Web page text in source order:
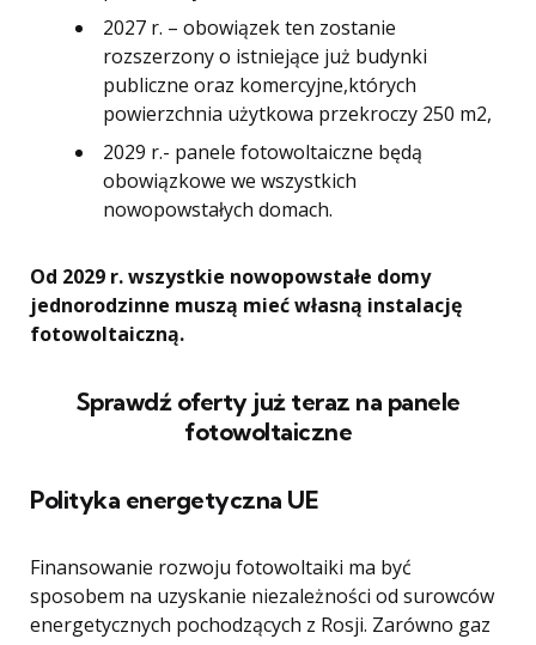
2027 r. – obowiązek ten zostanie
rozszerzony o istniejące już budynki
publiczne oraz komercyjne,których
powierzchnia użytkowa przekroczy 250 m2,
2029 r.- panele fotowoltaiczne będą
obowiązkowe we wszystkich
nowopowstałych domach.
Od 2029 r. wszystkie nowopowstałe domy
jednorodzinne muszą mieć własną instalację
fotowoltaiczną.
Sprawdź oferty już teraz na panele
fotowoltaiczne
Polityka energetyczna UE
Finansowanie rozwoju fotowoltaiki ma być
sposobem na uzyskanie niezależności od surowców
energetycznych pochodzących z Rosji. Zarówno gaz